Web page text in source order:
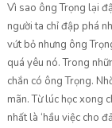
Vì sao ông Trọng lại
người ta chỉ đập phá
vứt bỏ nhưng ông
quá yêu nó. Trong
chắn có ông Trọng.
mãn. Từ lúc học xong
nhất là ‘hầu việc cho